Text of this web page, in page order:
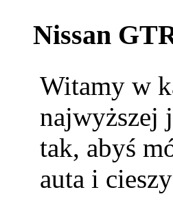
Nissan
Witamy w
najwyższej
tak, abyś
auta i